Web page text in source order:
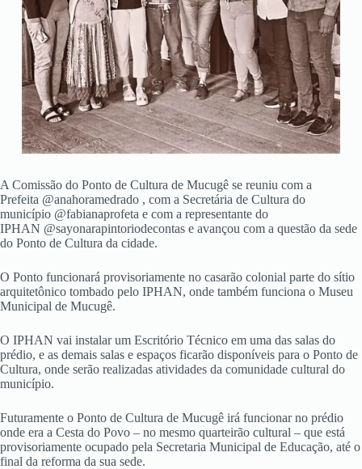
A Comissão do Ponto de Cultura de Mucugê se reuniu com a
Prefeita @anahoramedrado , com a Secretária de Cultura do
município @fabianaprofeta e com a representante do
IPHAN @sayonarapintoriodecontas e avançou com a questão da sede
do Ponto de Cultura da cidade.
O Ponto funcionará provisoriamente no casarão colonial parte do sítio
arquitetônico tombado pelo IPHAN, onde também funciona o Museu
Municipal de Mucugê.
O IPHAN vai instalar um Escritório Técnico em uma das salas do
prédio, e as demais salas e espaços ficarão disponíveis para o Ponto de
Cultura, onde serão realizadas atividades da comunidade cultural do
município.
Futuramente o Ponto de Cultura de Mucugê irá funcionar no prédio
onde era a Cesta do Povo – no mesmo quarteirão cultural – que está
provisoriamente ocupado pela Secretaria Municipal de Educação, até o
final da reforma da sua sede.